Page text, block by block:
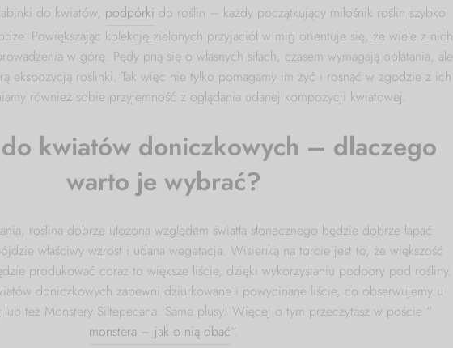
do kwiatów, podpórki do roślin – każdy początkujący miłośnik roślin szybko
Powiększając kolekcję zielonych przyjaciół w mig orientuje się, że wiele z nich
w górę. Pędy pną się o własnych siłach, czasem wymagają oplatania, ale
ekspozycją roślinki. Tak więc nie tylko pomagamy im żyć i rosnąć w zgodzie z ich
również sobie przyjemność z oglądania udanej kompozycji kwiatowej.
kwiatów doniczkowych – dlaczego
warto je wybrać?
roślina dobrze ułożona względem światła słonecznego będzie dobrze łapać
właściwy wzrost i udana wegetacja. Wisienką na torcie jest to, że większość
produkować coraz to większe liście, dzięki wykorzystaniu podpory pod rośliny.
doniczkowych zapewni dziurkowane i powycinane liście, co obserwujemy u
lub też Monstery Siltepecana. Same plusy! Więcej o tym przeczytasz w poście “
monstera – jak o nią dbać“.